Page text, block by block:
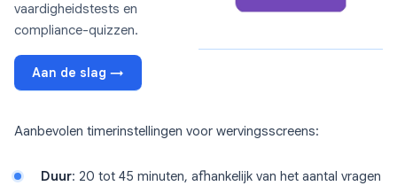
vaardigheidstests en
compliance-quizzen.
Aan de slag →
Aanbevolen timerinstellingen voor wervingsscreens:
Duur: 20 tot 45 minuten, afhankelijk van het aantal vragen